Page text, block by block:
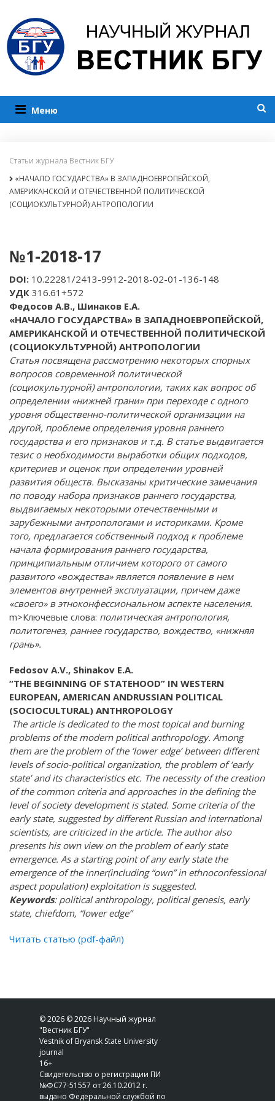
Меню
Статьи журнала Вестник БГУ
«НАЧАЛО ГОСУДАРСТВА» В ЗАПАДНОЕВРОПЕЙСКОЙ,
АМЕРИКАНСКОЙ И ОТЕЧЕСТВЕННОЙ ПОЛИТИЧЕСКОЙ
(СОЦИОКУЛЬТУРНОЙ) АНТРОПОЛОГИИ
№1-2018-17
DOI: 10.22281/2413-9912-2018-02-01-136-148
УДК 316.61+572
Федосов А.В., Шинаков Е.А.
«НАЧАЛО ГОСУДАРСТВА» В ЗАПАДНОЕВРОПЕЙСКОЙ,
АМЕРИКАНСКОЙ И ОТЕЧЕСТВЕННОЙ ПОЛИТИЧЕСКОЙ
(СОЦИОКУЛЬТУРНОЙ) АНТРОПОЛОГИИ
Статья посвящена рассмотрению некоторых спорных
вопросов современной политической
(социокультурной) антропологии, таких как вопрос об
определении «нижней грани» при переходе с одного
уровня общественно-политической организации на
другой, проблеме определения уровня раннего
государства и его признаков и т.д. В статье выдвигается
тезис о необходимости выработки общих подходов,
критериев и оценок при определении уровней
развития обществ. Высказаны критические замечания
по поводу набора признаков раннего государства,
выдвигаемых некоторыми отечественными и
зарубежными антропологами и историками. Кроме
того, предлагается собственный подход к проблеме
начала формирования раннего государства,
принципиальным отличием которого от самого
развитого «вождества» является появление в нем
элементов внутренней эксплуатации, причем даже
«своего» в этноконфессиональном аспекте населения.
m>Ключевые слова: политическая антропология,
политогенез, раннее государство, вождество, «нижняя
грань».
Fedosov A.V., Shinakov E.A.
“THE BEGINNING OF STATEHOOD” IN WESTERN
EUROPEAN, AMERICAN ANDRUSSIAN POLITICAL
(SOCIOCULTURAL) ANTHROPOLOGY
The article is dedicated to the most topical and burning
problems of the modern political anthropology. Among
them are the problem of the ‘lower edge’ between different
levels of socio-political organization, the problem of ‘early
state’ and its characteristics etc. The necessity of the creation
of the common criteria and approaches in the defining the
level of society development is stated. Some criteria of the
early state, suggested by different Russian and international
scientists, are criticized in the article. The author also
presents his own view on the problem of early state
emergence. As a starting point of any early state the
emergence of the inner(including “own” in ethnoconfessional
aspect population) exploitation is suggested.
Keywords: political anthropology, political genesis, early
state, chiefdom, “lower edge”
Читать статью (pdf-файл)
© 2026 © 2026 Научный журнал
"Вестник БГУ"
Vestnik of Bryansk State University
journal
16+
Свидетельство о регистрации ПИ
№ФС77-51557 от 26.10.2012 г.
выдано Федеральной службой по